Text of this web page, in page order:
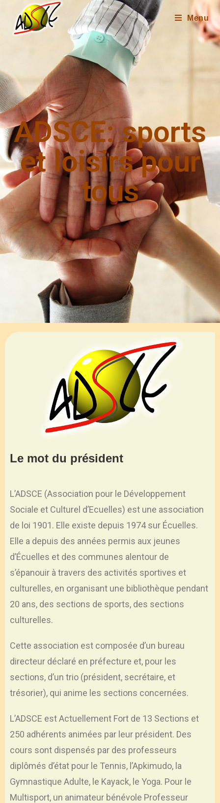
Menu
ADSCE: sports
et loisirs pour
tous
Le mot du président
L’ADSCE (Association pour le Développement
Sociale et Culturel d’Ecuelles) est une association
de loi 1901. Elle existe depuis 1974 sur Écuelles.
Elle a depuis des années permis aux jeunes
d’Écuelles et des communes alentour de
s’épanouir à travers des activités sportives et
culturelles, en organisant une bibliothèque pendant
20 ans, des sections de sports, des sections
culturelles.
Cette association est composée d’un bureau
directeur déclaré en préfecture et, pour les
sections, d’un trio (président, secrétaire, et
trésorier), qui anime les sections concernées.
L’ADSCE est Actuellement Fort de 13 Sections et
250 adhérents animées par leur président. Des
cours sont dispensés par des professeurs
diplômés d’état pour le Tennis, l’Apkimudo, la
Gymnastique Adulte, le Kayack, le Yoga. Pour le
Multisport, un animateur bénévole Professeur